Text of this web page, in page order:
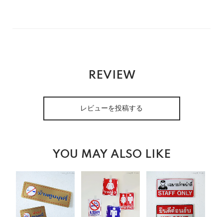
REVIEW
レビューを投稿する
YOU MAY ALSO LIKE